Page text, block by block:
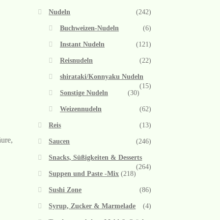
Nudeln (242)
Buchweizen-Nudeln (6)
Instant Nudeln (121)
Reisnudeln (22)
shirataki/Konnyaku Nudeln
(15)
Sonstige Nudeln
(30)
Weizennudeln (62)
Reis (13)
Saucen (246)
Snacks, Süßigkeiten & Desserts
(264)
Suppen und Paste -Mix (218)
Sushi Zone (86)
Syrup, Zucker & Marmelade (4)